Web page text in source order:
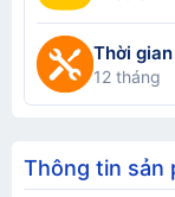
Thời
12 tháng
Thông tin sản